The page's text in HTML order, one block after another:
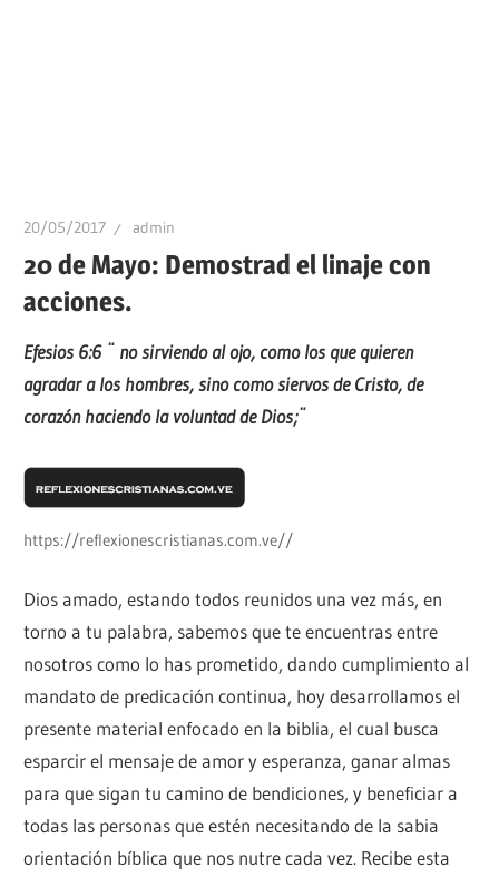
20/05/2017 admin
20 de Mayo: Demostrad el linaje con
acciones.
Efesios 6:6 ¨ no sirviendo al ojo, como los que quieren
agradar a los hombres, sino como siervos de Cristo, de
corazón haciendo la voluntad de Dios;¨
https://reflexionescristianas.com.ve//
Dios amado, estando todos reunidos una vez más, en
torno a tu palabra, sabemos que te encuentras entre
nosotros como lo has prometido, dando cumplimiento al
mandato de predicación continua, hoy desarrollamos el
presente material enfocado en la biblia, el cual busca
esparcir el mensaje de amor y esperanza, ganar almas
para que sigan tu camino de bendiciones, y beneficiar a
todas las personas que estén necesitando de la sabia
orientación bíblica que nos nutre cada vez. Recibe esta